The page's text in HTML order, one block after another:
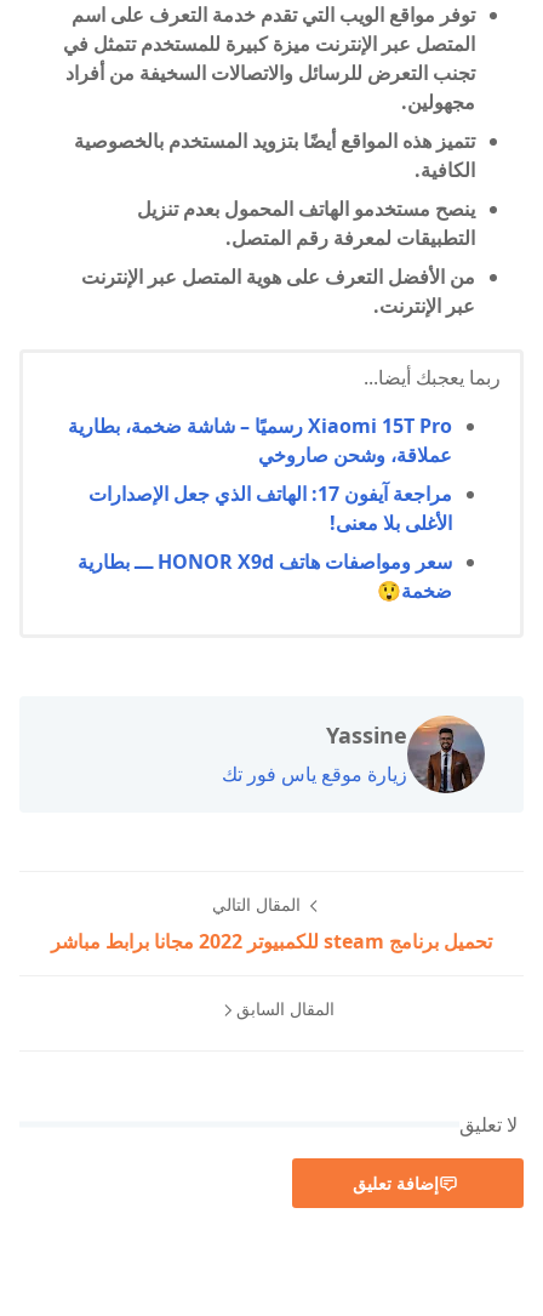
توفر مواقع الويب التي تقدم خدمة التعرف على اسم
المتصل عبر الإنترنت ميزة كبيرة للمستخدم تتمثل في
تجنب التعرض للرسائل والاتصالات السخيفة من أفراد
مجهولين.
تتميز هذه المواقع أيضًا بتزويد المستخدم بالخصوصية
الكافية.
ينصح مستخدمو الهاتف المحمول بعدم تنزيل
التطبيقات لمعرفة رقم المتصل.
من الأفضل التعرف على هوية المتصل عبر الإنترنت
عبر الإنترنت.
ربما يعجبك أيضا...
Xiaomi 15T Pro رسميًا – شاشة ضخمة، بطارية
عملاقة، وشحن صاروخي
مراجعة آيفون 17: الهاتف الذي جعل الإصدارات
الأغلى بلا معنى!
سعر ومواصفات هاتف HONOR X9d ـــ بطارية
ضخمة😲
Yassine
زيارة موقع ياس فور تك
المقال التالي
تحميل برنامج steam للكمبيوتر 2022 مجانا برابط مباشر
المقال السابق
لا تعليق
إضافة تعليق